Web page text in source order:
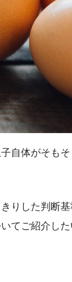
自体がそも
りした判断
てご紹介した